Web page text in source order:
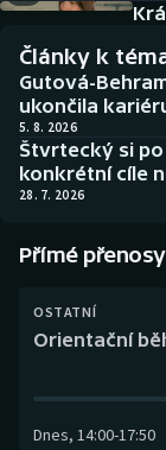
Biatlon
Boby a
Curling
Dostihy
Futsal
Aplikace ČT
AZ kvíz
Články k
Gutová-
ukončila
5. 8. 2026
Štvrtecký si
konkrétní cíle
28. 7. 2026
Přímé přenosy
OSTATNÍ
Orientační
Dnes, 14:00-17:50